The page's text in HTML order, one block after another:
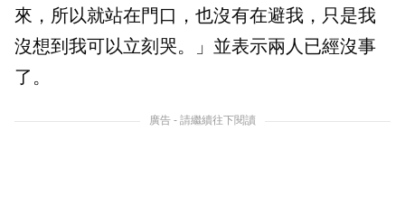
來，所以就站在門口，也沒有在避我，只是我
沒想到我可以立刻哭。」並表示兩人已經沒事
了。
廣告 - 請繼續往下閱讀